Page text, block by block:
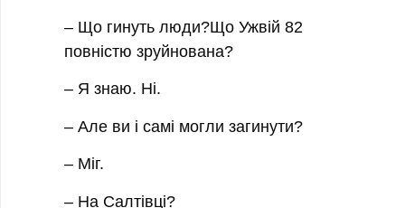
– Що гинуть люди?Що Ужвій 82
повністю зруйнована?
– Я знаю. Ні.
– Але ви і самі могли загинути?
– Міг.
– На Салтівці?